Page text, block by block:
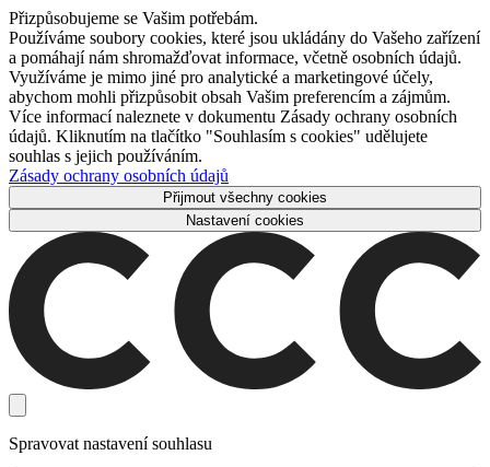
Přizpůsobujeme se Vašim potřebám.
Používáme soubory cookies, které jsou ukládány do Vašeho zařízení
a pomáhají nám shromažďovat informace, včetně osobních údajů.
Využíváme je mimo jiné pro analytické a marketingové účely,
abychom mohli přizpůsobit obsah Vašim preferencím a zájmům.
Více informací naleznete v dokumentu Zásady ochrany osobních
údajů. Kliknutím na tlačítko "Souhlasím s cookies" udělujete
souhlas s jejich používáním.
Zásady ochrany osobních údajů
Přijmout všechny cookies
Nastavení cookies
Spravovat nastavení souhlasu